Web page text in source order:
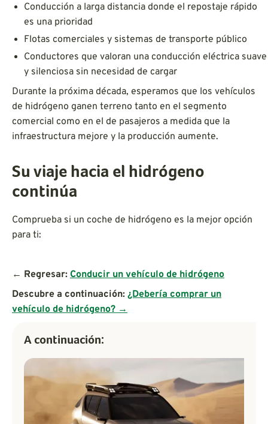
Conducción a larga distancia donde el repostaje rápido
es una prioridad
Flotas comerciales y sistemas de transporte público
Conductores que valoran una conducción eléctrica suave
y silenciosa sin necesidad de cargar
Durante la próxima década, esperamos que los vehículos
de hidrógeno ganen terreno tanto en el segmento
comercial como en el de pasajeros a medida que la
infraestructura mejore y la producción aumente.
Su viaje hacia el hidrógeno
continúa
Comprueba si un coche de hidrógeno es la mejor opción
para ti:
← Regresar: Conducir un vehículo de hidrógeno
Descubre a continuación: ¿Debería comprar un
vehículo de hidrógeno? →
A continuación: